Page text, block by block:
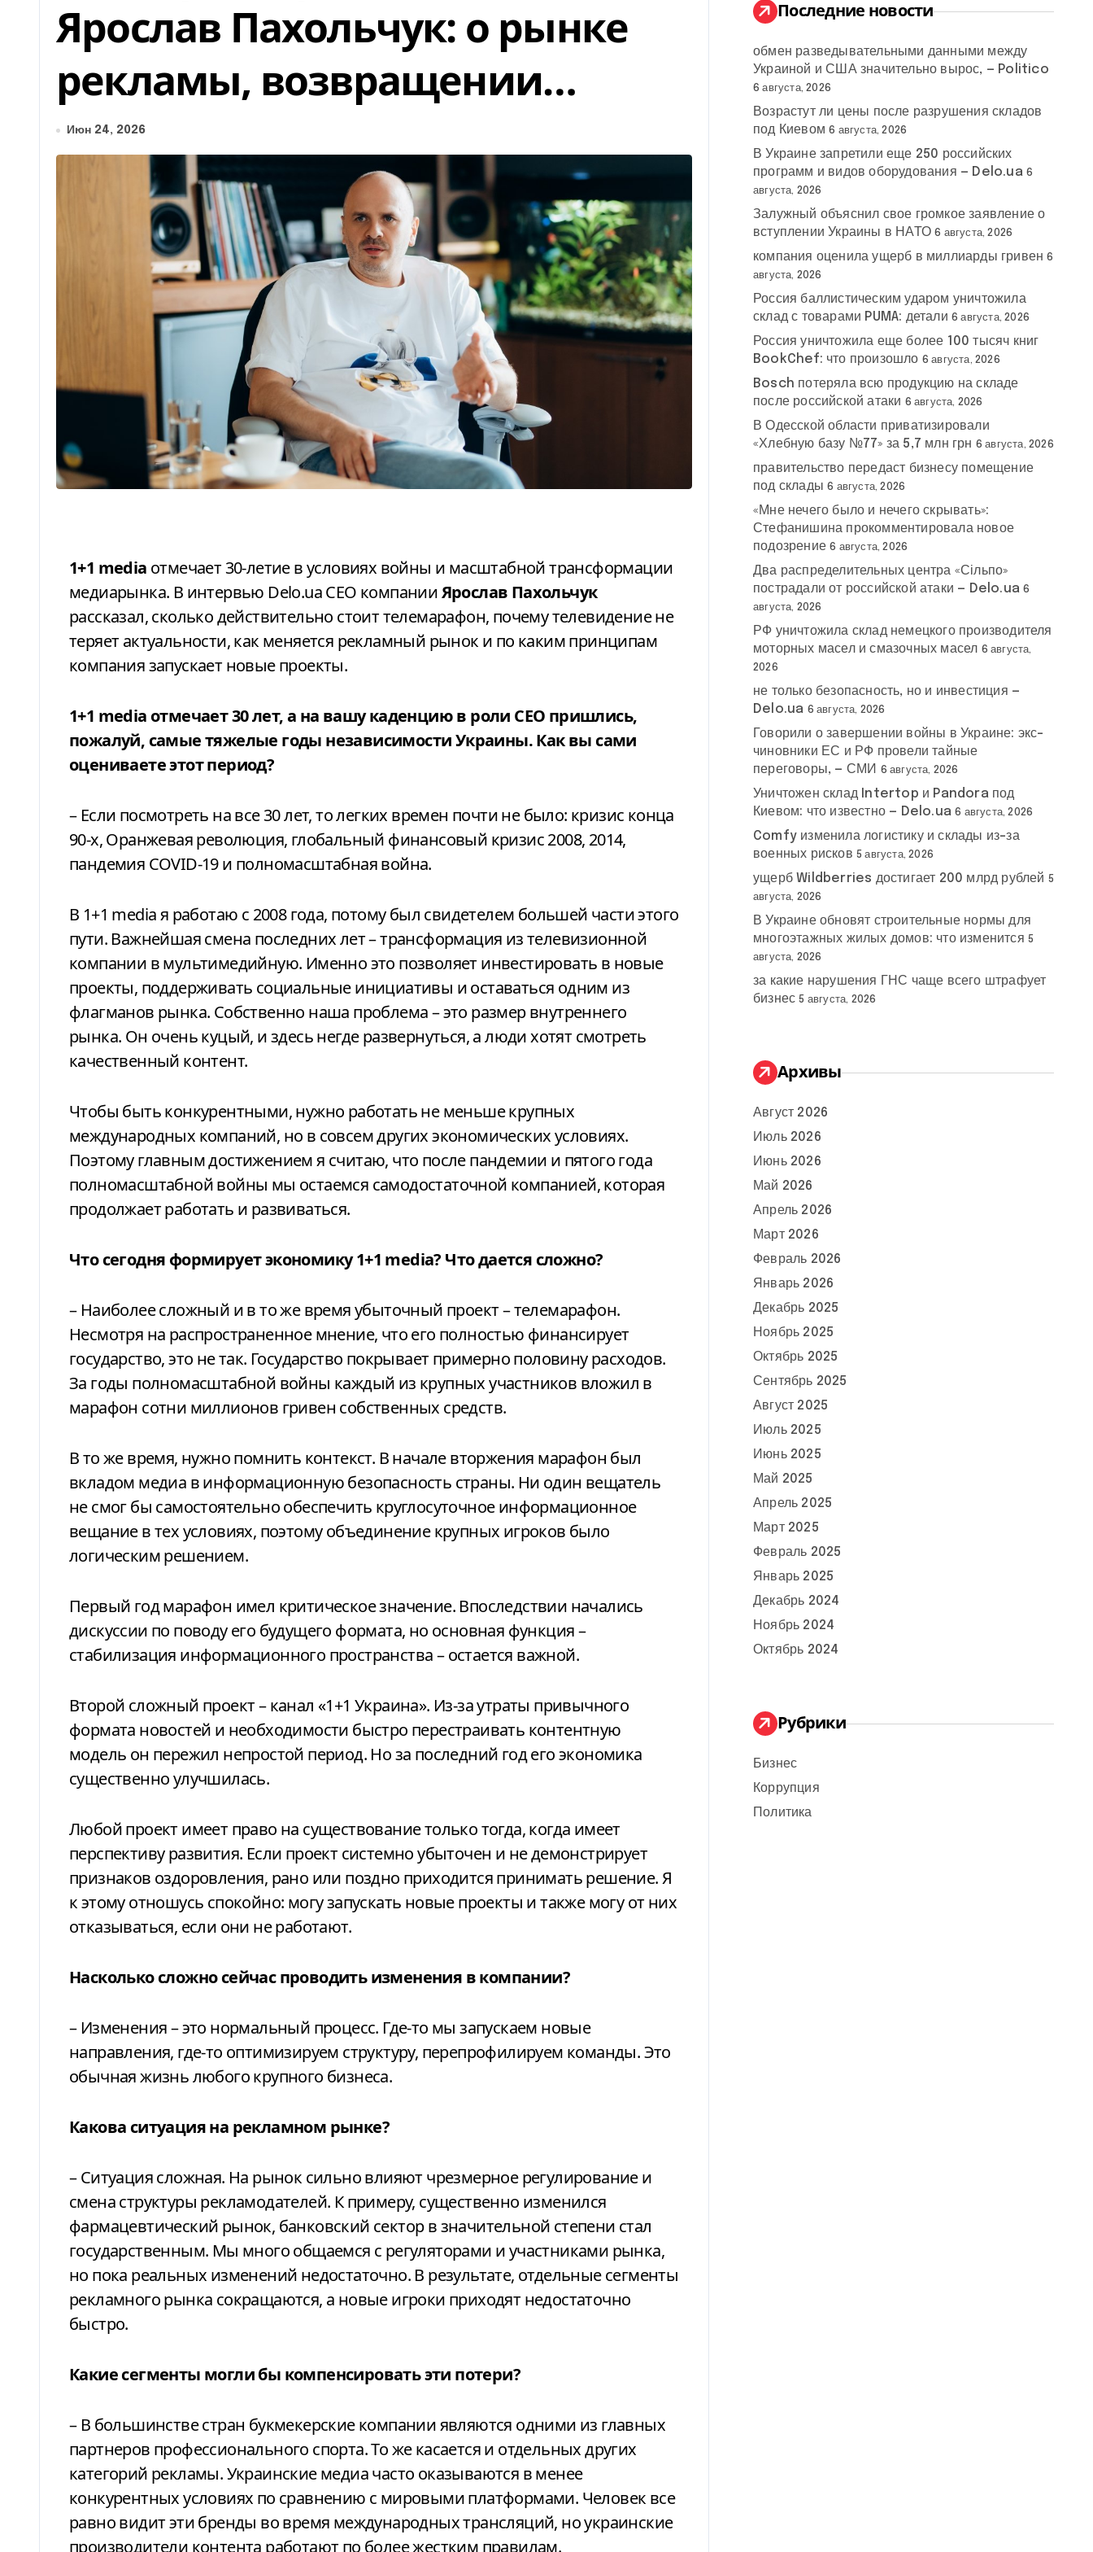
Ярослав Пахольчук: о рынке
рекламы, возвращении…
Июн 24, 2026
1+1 media отмечает 30-летие в условиях войны и масштабной трансформации
медиарынка. В интервью Delo.ua СЕО компанииЯрослав Пахольчук
рассказал, сколько действительно стоит телемарафон, почему телевидение не
теряет актуальности, как меняется рекламный рынок и по каким принципам
компания запускает новые проекты.
1+1 media отмечает 30 лет, а на вашу каденцию в роли СЕО пришлись,
пожалуй, самые тяжелые годы независимости Украины. Как вы сами
оцениваете этот период?
– Если посмотреть на все 30 лет, то легких времен почти не было: кризис конца
90-х, Оранжевая революция, глобальный финансовый кризис 2008, 2014,
пандемия COVID-19 и полномасштабная война.
В 1+1 media я работаю с 2008 года, потому был свидетелем большей части этого
пути. Важнейшая смена последних лет – трансформация из телевизионной
компании в мультимедийную. Именно это позволяет инвестировать в новые
проекты, поддерживать социальные инициативы и оставаться одним из
флагманов рынка. Собственно наша проблема – это размер внутреннего
рынка. Он очень куцый, и здесь негде развернуться, а люди хотят смотреть
качественный контент.
Чтобы быть конкурентными, нужно работать не меньше крупных
международных компаний, но в совсем других экономических условиях.
Поэтому главным достижением я считаю, что после пандемии и пятого года
полномасштабной войны мы остаемся самодостаточной компанией, которая
продолжает работать и развиваться.
Что сегодня формирует экономику 1+1 media? Что дается сложно?
– Наиболее сложный и в то же время убыточный проект – телемарафон.
Несмотря на распространенное мнение, что его полностью финансирует
государство, это не так. Государство покрывает примерно половину расходов.
За годы полномасштабной войны каждый из крупных участников вложил в
марафон сотни миллионов гривен собственных средств.
В то же время, нужно помнить контекст. В начале вторжения марафон был
вкладом медиа в информационную безопасность страны. Ни один вещатель
не смог бы самостоятельно обеспечить круглосуточное информационное
вещание в тех условиях, поэтому объединение крупных игроков было
логическим решением.
Первый год марафон имел критическое значение. Впоследствии начались
дискуссии по поводу его будущего формата, но основная функция –
стабилизация информационного пространства – остается важной.
Второй сложный проект – канал «1+1 Украина». Из-за утраты привычного
формата новостей и необходимости быстро перестраивать контентную
модель он пережил непростой период. Но за последний год его экономика
существенно улучшилась.
Любой проект имеет право на существование только тогда, когда имеет
перспективу развития. Если проект системно убыточен и не демонстрирует
признаков оздоровления, рано или поздно приходится принимать решение. Я
к этому отношусь спокойно: могу запускать новые проекты и также могу от них
отказываться, если они не работают.
Насколько сложно сейчас проводить изменения в компании?
– Изменения – это нормальный процесс. Где-то мы запускаем новые
направления, где-то оптимизируем структуру, перепрофилируем команды. Это
обычная жизнь любого крупного бизнеса.
Какова ситуация на рекламном рынке?
– Ситуация сложная. На рынок сильно влияют чрезмерное регулирование и
смена структуры рекламодателей. К примеру, существенно изменился
фармацевтический рынок, банковский сектор в значительной степени стал
государственным. Мы много общаемся с регуляторами и участниками рынка,
но пока реальных изменений недостаточно. В результате, отдельные сегменты
рекламного рынка сокращаются, а новые игроки приходят недостаточно
быстро.
Какие сегменты могли бы компенсировать эти потери?
– В большинстве стран букмекерские компании являются одними из главных
партнеров профессионального спорта. То же касается и отдельных других
категорий рекламы. Украинские медиа часто оказываются в менее
конкурентных условиях по сравнению с мировыми платформами. Человек все
равно видит эти бренды во время международных трансляций, но украинские
производители контента работают по более жестким правилам.
:
Последние новости
обмен разведывательными данными между
Украиной и США значительно вырос, — Politico
6 августа, 2026
Возрастут ли цены после разрушения складов
под Киевом 6 августа, 2026
В Украине запретили еще 250 российских
программ и видов оборудования — Delo.ua 6
августа, 2026
Залужный объяснил свое громкое заявление о
вступлении Украины в НАТО 6 августа, 2026
компания оценила ущерб в миллиарды гривен 6
августа, 2026
Россия баллистическим ударом уничтожила
склад с товарами PUMA: детали 6 августа, 2026
Россия уничтожила еще более 100 тысяч книг
BookChef: что произошло 6 августа, 2026
Bosch потеряла всю продукцию на складе
после российской атаки 6 августа, 2026
В Одесской области приватизировали
«Хлебную базу №77» за 5,7 млн грн 6 августа, 2026
правительство передаст бизнесу помещение
под склады 6 августа, 2026
«Мне нечего было и нечего скрывать»:
Стефанишина прокомментировала новое
подозрение 6 августа, 2026
Два распределительных центра «Сільпо»
пострадали от российской атаки — Delo.ua 6
августа, 2026
РФ уничтожила склад немецкого производителя
моторных масел и смазочных масел 6 августа,
2026
не только безопасность, но и инвестиция —
Delo.ua 6 августа, 2026
Говорили о завершении войны в Украине: экс-
чиновники ЕС и РФ провели тайные
переговоры, — СМИ
6 августа, 2026
Уничтожен склад Intertop и Pandora под
Киевом: что известно — Delo.ua 6 августа, 2026
Comfy изменила логистику и склады из-за
военных рисков 5 августа, 2026
ущерб Wildberries достигает 200 млрд рублей 5
августа, 2026
В Украине обновят строительные нормы для
многоэтажных жилых домов: что изменится 5
августа, 2026
за какие нарушения ГНС чаще всего штрафует
бизнес 5 августа, 2026
Архивы
Август 2026
Июль 2026
Июнь 2026
Май 2026
Апрель 2026
Март 2026
Февраль 2026
Январь 2026
Декабрь 2025
Ноябрь 2025
Октябрь 2025
Сентябрь 2025
Август 2025
Июль 2025
Июнь 2025
Май 2025
Апрель 2025
Март 2025
Февраль 2025
Январь 2025
Декабрь 2024
Ноябрь 2024
Октябрь 2024
Рубрики
Бизнес
Коррупция
Политика